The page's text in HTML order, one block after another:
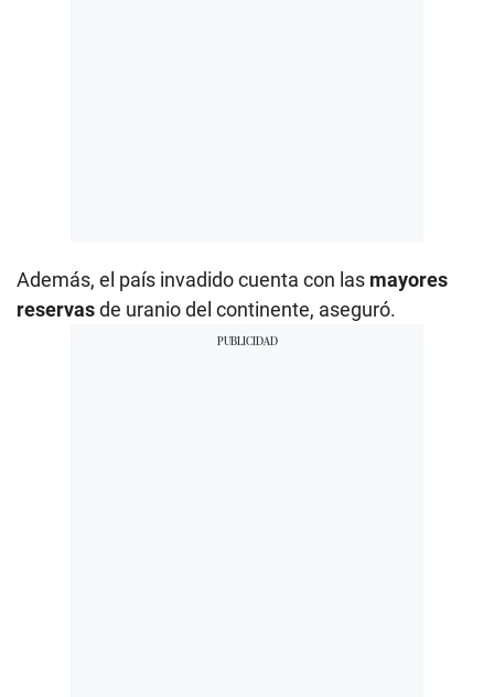
Además, el país invadido cuenta con las mayores
reservasde uranio del continente, aseguró.